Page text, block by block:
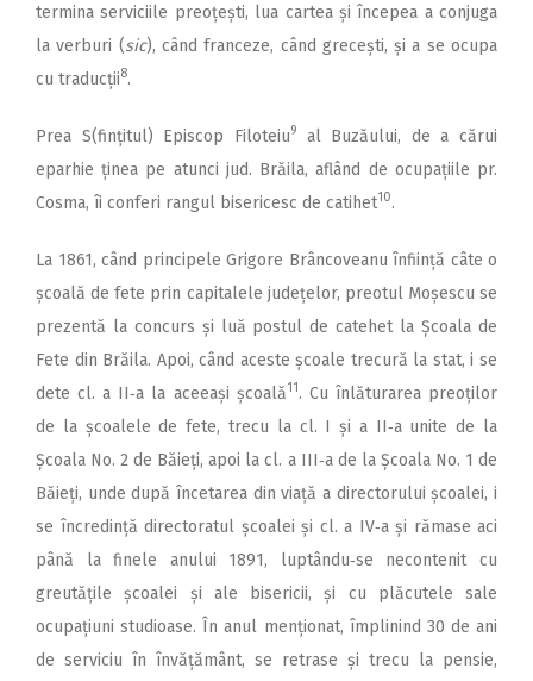
termina serviciile preoțești, lua cartea și începea a conjuga
la verburi (sic), când franceze, când grecești, și a se ocupa
cu traducții8.
Prea S(fințitul) Episcop Filoteiu9al Buzăului, de a cărui
eparhie ținea pe atunci jud. Brăila, aflând de ocupațiile pr.
Cosma, îi conferi rangul bisericesc de catihet10.
La 1861, când principele Grigore Brâncoveanu înființă câte o
școală de fete prin capitalele județelor, preotul Moșescu se
prezentă la concurs și luă postul de catehet la Școala de
Fete din Brăila. Apoi, când aceste școale trecură la stat, i se
dete cl. a II‑a la aceeași școală11 . Cu înlăturarea preoților
de la școalele de fete, trecu la cl. I și a II‑a unite de la
Școala No. 2 de Băieți, apoi la cl. a III‑a de la Școala No. 1 de
Băieți, unde după încetarea din viață a directorului școalei, i
se încredință directoratul școalei și cl. a IV‑a și rămase aci
până la finele anului 1891, luptându‑se necontenit cu
greutățile școalei și ale bisericii, și cu plăcutele sale
ocupațiuni studioase. În anul menționat, împlinind 30 de ani
de serviciu în învățământ, se retrase și trecu la pensie,